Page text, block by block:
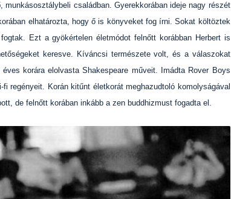
munkásosztálybeli családban. Gyerekkorában ideje nagy részét
elhatározta, hogy ő is könyveket fog írni. Sokat költöztek
Ezt a gyökértelen életmódot felnőtt korábban Herbert is
keresve. Kíváncsi természete volt, és a válaszokat
korára elolvasta Shakespeare műveit. Imádta Rover Boys
regényeit. Korán kitűnt életkorát meghazudtoló komolyságával
de felnőtt korában inkább a zen buddhizmust fogadta el.